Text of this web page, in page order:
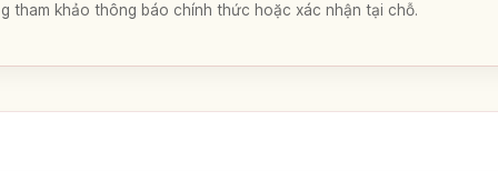
tham khảo thông báo chính thức hoặc xác nhận tại chỗ.